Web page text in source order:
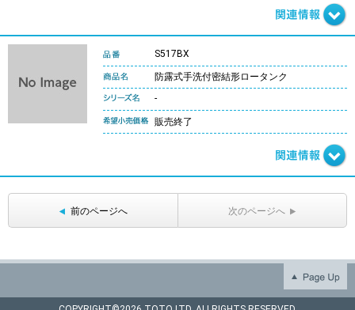
S517BX
防露式手洗付密結形ロータンク
-
販売終了
前のページへ 次のページへ